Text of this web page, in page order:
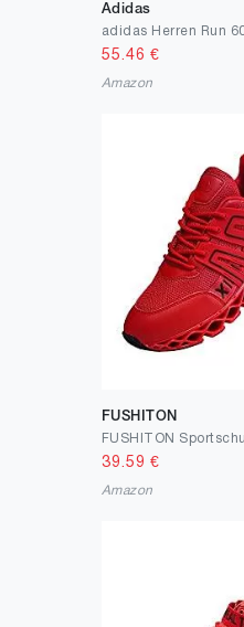
Adidas
55.46 €
Amazon
FUSHITON
39.59 €
Amazon